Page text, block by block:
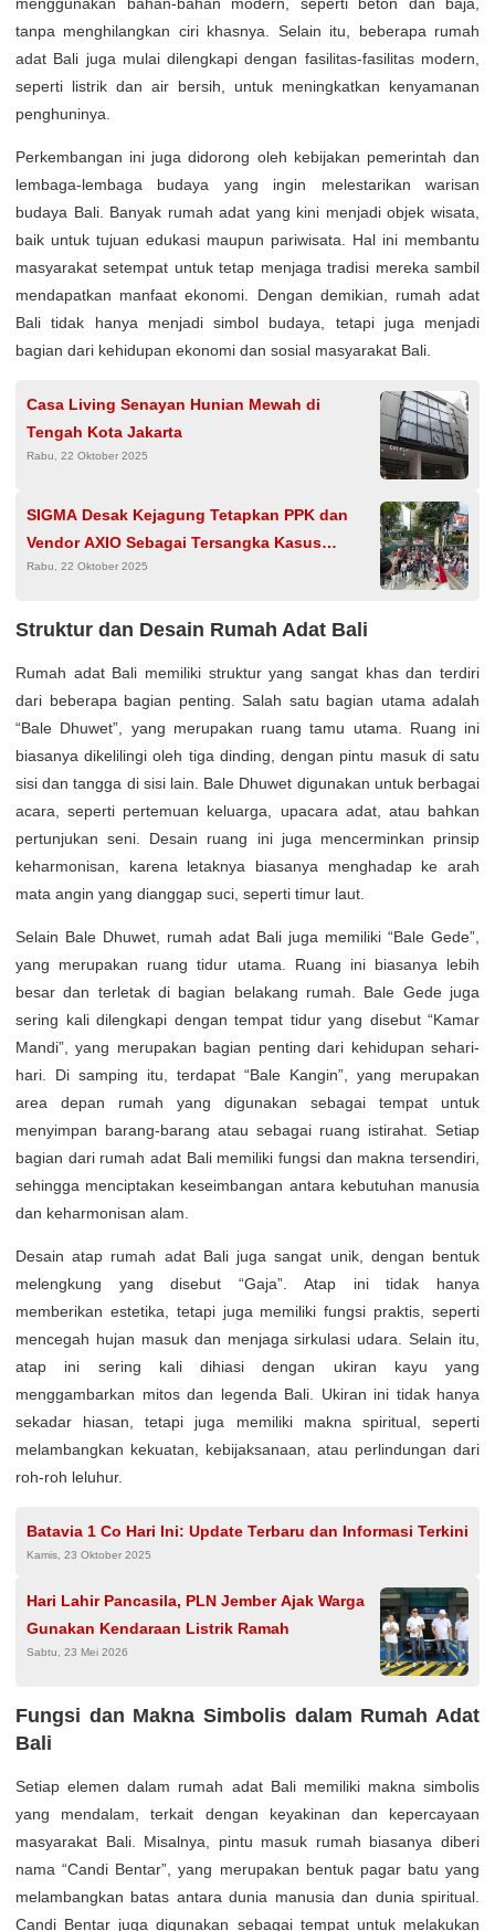
tanpa menghilangkan ciri khasnya. Selain itu, beberapa rumah
adat Bali juga mulai dilengkapi dengan fasilitas-fasilitas modern,
seperti listrik dan air bersih, untuk meningkatkan kenyamanan
penghuninya.
Perkembangan ini juga didorong oleh kebijakan pemerintah dan
lembaga-lembaga budaya yang ingin melestarikan warisan
budaya Bali. Banyak rumah adat yang kini menjadi objek wisata,
baik untuk tujuan edukasi maupun pariwisata. Hal ini membantu
masyarakat setempat untuk tetap menjaga tradisi mereka sambil
mendapatkan manfaat ekonomi. Dengan demikian, rumah adat
Bali tidak hanya menjadi simbol budaya, tetapi juga menjadi
bagian dari kehidupan ekonomi dan sosial masyarakat Bali.
Casa Living Senayan Hunian Mewah di
Tengah Kota Jakarta
Rabu, 22 Oktober 2025
SIGMA Desak Kejagung Tetapkan PPK dan
Vendor AXIO Sebagai Tersangka Kasus
Korupsi Chromebook
Rabu, 22 Oktober 2025
Struktur dan Desain Rumah Adat Bali
Rumah adat Bali memiliki struktur yang sangat khas dan terdiri
dari beberapa bagian penting. Salah satu bagian utama adalah
“Bale Dhuwet”, yang merupakan ruang tamu utama. Ruang ini
biasanya dikelilingi oleh tiga dinding, dengan pintu masuk di satu
sisi dan tangga di sisi lain. Bale Dhuwet digunakan untuk berbagai
acara, seperti pertemuan keluarga, upacara adat, atau bahkan
pertunjukan seni. Desain ruang ini juga mencerminkan prinsip
keharmonisan, karena letaknya biasanya menghadap ke arah
mata angin yang dianggap suci, seperti timur laut.
Selain Bale Dhuwet, rumah adat Bali juga memiliki “Bale Gede”,
yang merupakan ruang tidur utama. Ruang ini biasanya lebih
besar dan terletak di bagian belakang rumah. Bale Gede juga
sering kali dilengkapi dengan tempat tidur yang disebut “Kamar
Mandi”, yang merupakan bagian penting dari kehidupan sehari-
hari. Di samping itu, terdapat “Bale Kangin”, yang merupakan
area depan rumah yang digunakan sebagai tempat untuk
menyimpan barang-barang atau sebagai ruang istirahat. Setiap
bagian dari rumah adat Bali memiliki fungsi dan makna tersendiri,
sehingga menciptakan keseimbangan antara kebutuhan manusia
dan keharmonisan alam.
Desain atap rumah adat Bali juga sangat unik, dengan bentuk
melengkung yang disebut “Gaja”. Atap ini tidak hanya
memberikan estetika, tetapi juga memiliki fungsi praktis, seperti
mencegah hujan masuk dan menjaga sirkulasi udara. Selain itu,
atap ini sering kali dihiasi dengan ukiran kayu yang
menggambarkan mitos dan legenda Bali. Ukiran ini tidak hanya
sekadar hiasan, tetapi juga memiliki makna spiritual, seperti
melambangkan kekuatan, kebijaksanaan, atau perlindungan dari
roh-roh leluhur.
Batavia 1 Co Hari Ini: Update Terbaru dan Informasi Terkini
Kamis, 23 Oktober 2025
Hari Lahir Pancasila, PLN Jember Ajak Warga
Gunakan Kendaraan Listrik Ramah
Sabtu, 23 Mei 2026
Fungsi dan Makna Simbolis dalam Rumah Adat
Bali
Setiap elemen dalam rumah adat Bali memiliki makna simbolis
yang mendalam, terkait dengan keyakinan dan kepercayaan
masyarakat Bali. Misalnya, pintu masuk rumah biasanya diberi
nama “Candi Bentar”, yang merupakan bentuk pagar batu yang
melambangkan batas antara dunia manusia dan dunia spiritual.
Candi Bentar juga digunakan sebagai tempat untuk melakukan